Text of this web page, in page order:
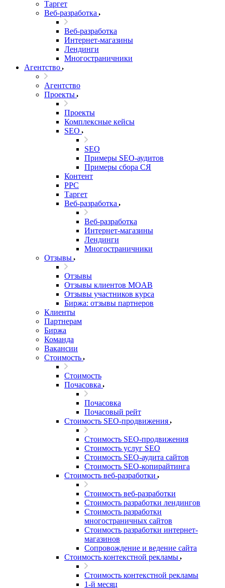
Таргет
Веб-разработка
Веб-разработка
Интернет-магазины
Лендинги
Многостраничники
Агентство
Агентство
Проекты
Проекты
Комплексные кейсы
SEO
SEO
Примеры SEO-аудитов
Примеры сбора СЯ
Контент
PPC
Таргет
Веб-разработка
Веб-разработка
Интернет-магазины
Лендинги
Многостраничники
Отзывы
Отзывы
Отзывы клиентов MOAB
Отзывы участников курса
Биржа: отзывы партнеров
Клиенты
Партнерам
Биржа
Команда
Вакансии
Стоимость
Стоимость
Почасовка
Почасовка
Почасовый рейт
Стоимость SEO-продвижения
Стоимость SEO-продвижения
Стоимость услуг SEO
Стоимость SEO-аудита сайтов
Стоимость SEO-копирайтинга
Стоимость веб-разработки
Стоимость веб-разработки
Стоимость разработки лендингов
Стоимость разработки
многостраничных сайтов
Стоимость разработки интернет-
магазинов
Сопровождение и ведение сайта
Стоимость контекстной рекламы
Стоимость контекстной рекламы
1-й месяц